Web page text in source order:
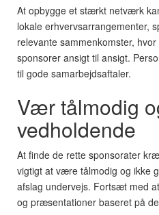
At opbygge et stærkt netværk
lokale erhvervsarrangementer,
relevante sammenkomster,
sponsorer ansigt til ansigt.
til gode samarbejdsaftaler.
Vær tålmodig
vedholdende
At finde de rette sponsorater
vigtigt at være tålmodig og ikke
afslag undervejs. Fortsæt med
og præsentationer baseret på